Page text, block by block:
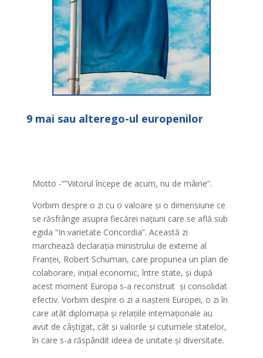
9 mai sau alterego-ul europenilor
Motto -“”Viitorul începe de acum, nu de mâine”.
Vorbim despre o zi cu o valoare și o dimensiune ce
se răsfrânge asupra fiecărei națiuni care se află sub
egida “In varietate Concordia”. Această zi
marchează declarația ministrului de externe al
Franței, Robert Schuman, care propunea un plan de
colaborare, inițial economic, între state, și după
acest moment Europa s-a reconstruit și consolidat
efectiv. Vorbim despre o zi a nașterii Europei, o zi în
care atât diplomația și relațiile internaționale au
avut de câștigat, cât și valorile și cutumele statelor,
în care s-a răspândit ideea de unitate și diversitate.